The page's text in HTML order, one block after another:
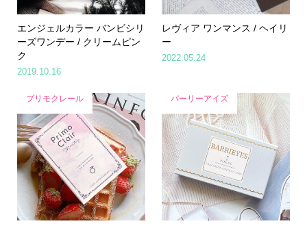
エンジェルカラー バンビシリ
ーズワンデー / クリームピン
ク
2019.10.16
レヴィア ワンマンス / ヘイリ
ー
2022.05.24
プリモクレール バーリーアイズ